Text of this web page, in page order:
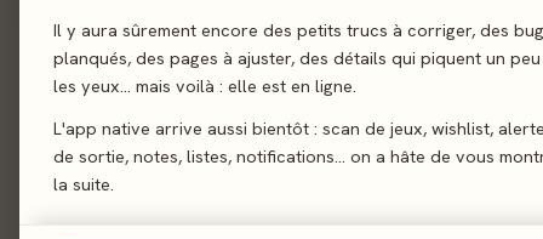
Il y aura sûrement encore des petits trucs à corriger, des
planqués, des pages à ajuster, des détails qui piquent un peu
les yeux… mais voilà : elle est en ligne.
L'app native arrive aussi bientôt : scan de jeux, wishlist,
de sortie, notes, listes, notifications… on a hâte de vous
la suite.
BADGES DÉBLOQUÉS
Joueur familial Joueur expert
Collectionneur
de mécaniques
Fidèle à un
auteur